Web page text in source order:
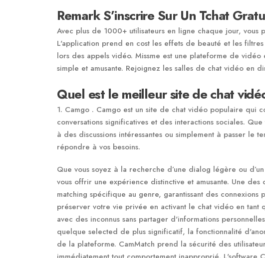
Remark S’inscrire Sur Un Tchat
Avec plus de 1000+ utilisateurs en ligne chaque jour,
L'application prend en cost les effets de beauté et les
lors des appels vidéo. Missme est une plateforme de
simple et amusante. Rejoignez les salles de chat vidéo en
Quel est le meilleur site de chat
1. Camgo . Camgo est un site de chat vidéo populaire qui
conversations significatives et des interactions sociales.
à des discussions intéressantes ou simplement à passer le
répondre à vos besoins.
Que vous soyez à la recherche d’une dialog légère ou
vous offrir une expérience distinctive et amusante. Une
matching spécifique au genre, garantissant des
préserver votre vie privée en activant le chat vidéo en
avec des inconnus sans partager d'informations
quelque selected de plus significatif, la fonctionnalité
de la plateforme. CamMatch prend la sécurité des